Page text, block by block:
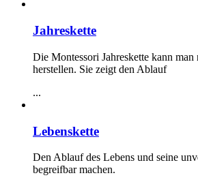
Jahreskette
Die Montessori Jahreskette kann
herstellen. Sie zeigt den Ablauf
...
Lebenskette
Den Ablauf des Lebens und seine
begreifbar machen.